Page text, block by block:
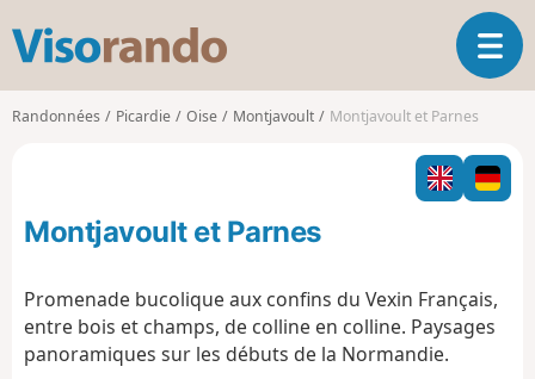
s
o
o
O
u
i
r
l
v
i
Randonnées Picardie Oise Montjavoult Montjavoult et Parnes
Montjavoult et Parnes
Promenade bucolique aux confins du Vexin Français,
entre bois et champs, de colline en colline. Paysages
panoramiques sur les débuts de la Normandie.